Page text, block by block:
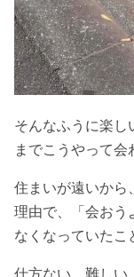
そんなふうに楽し
までこうやって会
住まいが遠いから
理由で、「会おう
なくなっていたこ
仕方ない、難しい